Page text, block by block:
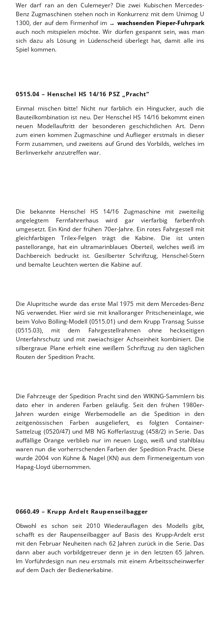
Wer darf ran an den Culemeyer? Die zwei Kubischen Mercedes-
Benz Zugmaschinen stehen noch in Konkurrenz mit dem Unimog U
1300, der auf dem Firmenhof im → wachsenden Pieper-Fuhrpark
auch noch mitspielen möchte. Wir dürfen gespannt sein, was man
sich dazu als Lösung in Lüdenscheid überlegt hat, damit alle ins
Spiel kommen.
0515.04 – Henschel HS 14/16 PSZ „Pracht“
Einmal mischen bitte! Nicht nur farblich ein Hingucker, auch die
Bauteilkombination ist neu. Der Henschel HS 14/16 bekommt einen
neuen Modellauftritt der besonderen geschichtlichen Art. Denn
zum einen kommen Zugmaschine und Auflieger erstmals in dieser
Form zusammen, und zweitens auf Grund des Vorbilds, welches im
Berlinverkehr anzutreffen war.
Die bekannte Henschel HS 14/16 Zugmaschine mit zweiteilig
angelegtem Fernfahrerhaus wird gar vierfarbig farbenfroh
umgesetzt. Ein Kind der frühen 70er-Jahre. Ein rotes Fahrgestell mit
gleichfarbigen Trilex-Felgen trägt die Kabine. Die ist unten
pastellorange, hat ein ultramarinblaues Oberteil, welches weiß im
Dachbereich bedruckt ist. Gesilberter Schriftzug, Henschel-Stern
und bemalte Leuchten werten die Kabine auf.
Die Alupritsche wurde das erste Mal 1975 mit dem Mercedes-Benz
NG verwendet. Hier wird sie mit knalloranger Pritscheneinlage, wie
beim Volvo Bölling-Modell (0515.01) und dem Krupp Transag Suisse
(0515.03), mit dem Fahrgestellrahmen ohne heckseitigen
Unterfahrschutz und mit zweiachsiger Achseinheit kombiniert. Die
silbergraue Plane erhielt eine weißem Schriftzug zu den täglichen
Routen der Spedition Pracht.
Die Fahrzeuge der Spedition Pracht sind den WIKING-Sammlern bis
dato eher in anderen Farben geläufig. Seit den frühen 1980er-
Jahren wurden einige Werbemodelle an die Spedition in den
zeitgenössischen Farben ausgeliefert, es folgten Container-
Sattelzug (0520/47) und MB NG Kofferlastzug (458/2) in Serie. Das
auffällige Orange verblieb nur im neuen Logo, weiß und stahlblau
waren nun die vorherrschenden Farben der Spedition Pracht. Diese
wurde 2004 von Kühne & Nagel (KN) aus dem Firmeneigentum von
Hapag-Lloyd übernommen.
0660.49 – Krupp Ardelt Raupenseilbagger
Obwohl es schon seit 2010 Wiederauflagen des Modells gibt,
schafft es der Raupenseilbagger auf Basis des Krupp-Ardelt erst
mit den Februar Neuheiten nach 62 Jahren zurück in die Serie. Das
dann aber auch vorbildgetreuer denn je in den letzten 65 Jahren.
Im Vorführdesign nun neu erstmals mit einem Arbeitsscheinwerfer
auf dem Dach der Bedienerkabine.